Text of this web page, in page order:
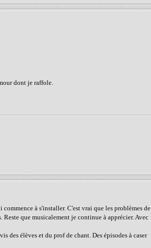
dont je raffole.
à s'installer. C'est vrai que les problèmes de
que musicalement je continue à apprécier. Avec
des élèves et du prof de chant. Des épisodes à caser